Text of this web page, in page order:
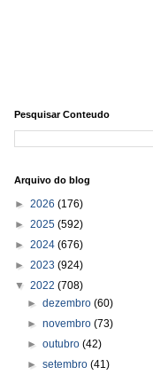
Pesquisar Conteudo
Arquivo do blog
► 2026 (176)
► 2025 (592)
► 2024 (676)
► 2023 (924)
▼ 2022 (708)
►dezembro(60)
►novembro(73)
►outubro(42)
►setembro(41)